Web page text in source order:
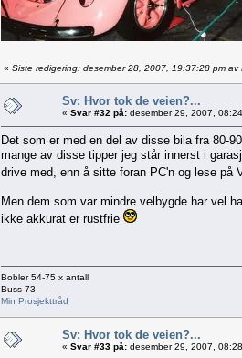
« Siste redigering: desember 28, 2007, 19:37:28 pm av
Sv: Hvor tok de veien?...
« Svar #32 på: desember 29, 2007,
Det som er med en del av disse bila fra 80-
mange av disse tipper jeg står innerst i
drive med, enn å sitte foran PC'n og lese på
Men dem som var mindre velbygde har vel
ikke akkurat er rustfrie
Bobler 54-75 x antall
Buss 73
Min Prosjekttråd
Sv: Hvor tok de veien?...
« Svar #33 på: desember 29, 2007,